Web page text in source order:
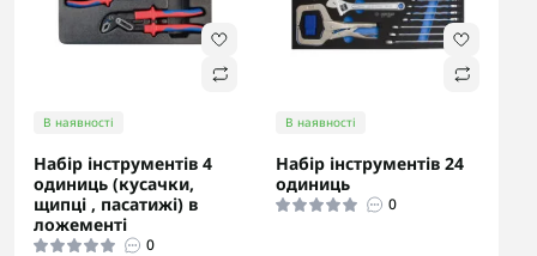
В наявності
Набір інструментів 4
одиниць (кусачки,
щипці , пасатижі) в
ложементі
0
В наявності
Набір інструментів 24
одиниць
0